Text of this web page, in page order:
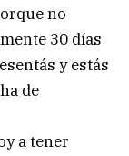
no
30 días
y estás
de
a tener